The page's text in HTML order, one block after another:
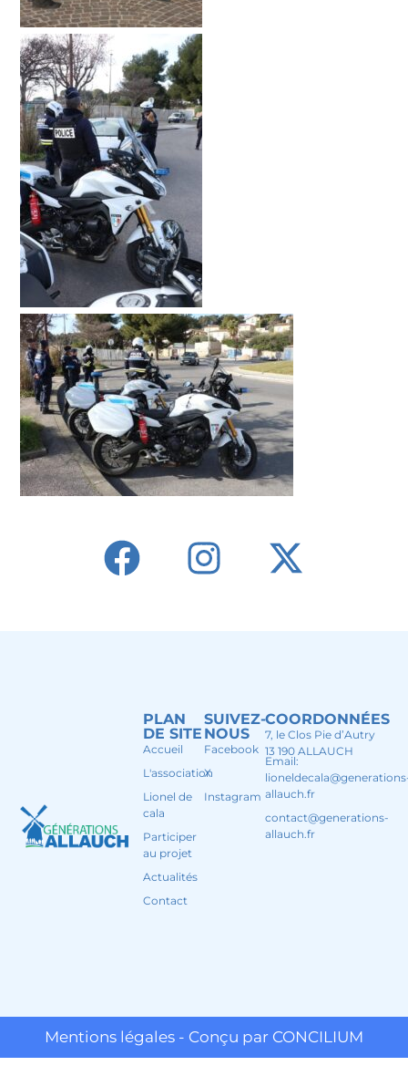
SUIVEZ-
NOUS
Facebook
X
Instagram
PLAN
DE SITE
Accueil
L'association
Lionel de
cala
Participer
au projet
Actualités
Contact
COORDONNÉES
7, le Clos Pie d’Autry
13 190 ALLAUCH
Email:
allauch.fr
contact@generations-
allauch.fr
Mentions légales - Conçu par CONCILIUM